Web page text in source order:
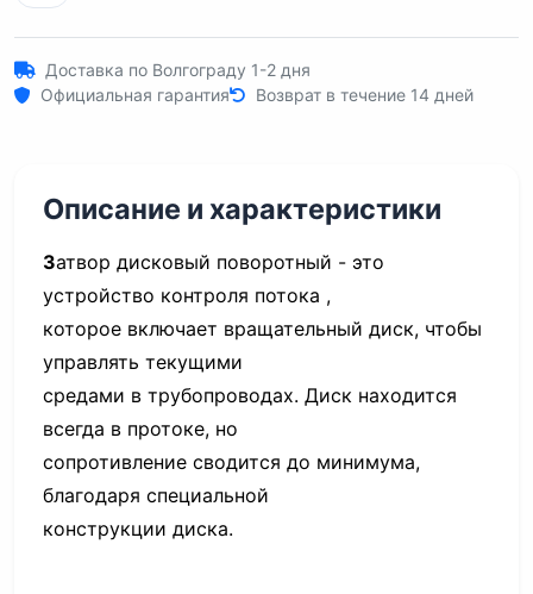
Доставка по Волгограду 1-2 дня
Официальная гарантия
Возврат в течение 14 дней
Описание и характеристики
Затвор дисковый поворотный - это
устройство контроля потока ,
которое включает вращательный диск, чтобы
управлять текущими
средами в трубопроводах. Диск находится
всегда в протоке, но
сопротивление сводится до минимума,
благодаря специальной
конструкции диска.